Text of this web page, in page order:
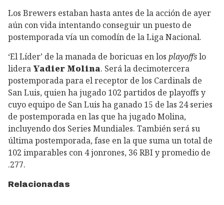
Los Brewers estaban hasta antes de la acción de ayer
aún con vida intentando conseguir un puesto de
postemporada vía un comodín de la Liga Nacional.
‘El Líder’ de la manada de boricuas en los playoffslo
lidera Yadier Molina. Será la decimotercera
postemporada para el receptor de los Cardinals de
San Luis, quien ha jugado 102 partidos de playoffs y
cuyo equipo de San Luis ha ganado 15 de las 24 series
de postemporada en las que ha jugado Molina,
incluyendo dos Series Mundiales. También será su
última postemporada, fase en la que suma un total de
102 imparables con 4 jonrones, 36 RBI y promedio de
.277.
Relacionadas